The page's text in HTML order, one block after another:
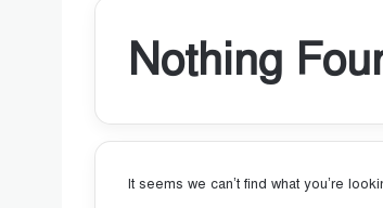
Nothing
It seems we can’t find what you’re